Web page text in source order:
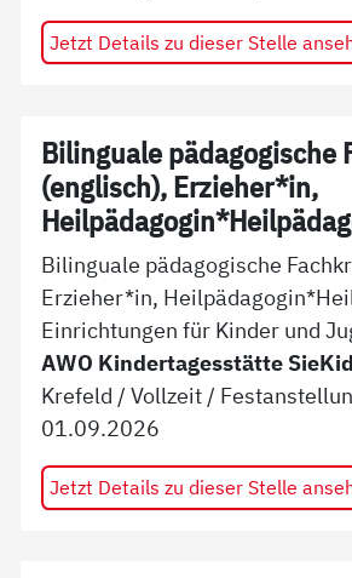
Jetzt Details zu dieser Stelle
Bilinguale pädagogische
(englisch), Erzieher*in,
Bilinguale pädagogische
Erzieher*in,
Einrichtungen für Kinder und
AWO Kindertagesstätte
Krefeld /Vollzeit /
01.09.2026
Jetzt Details zu dieser Stelle